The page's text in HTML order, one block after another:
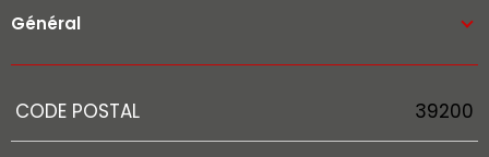
Général
Caractérisque
CODE POSTAL 39200